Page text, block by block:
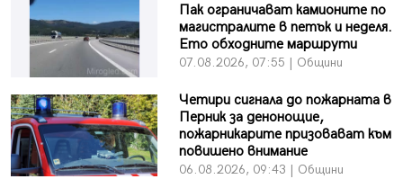
Пак ограничават камионите по
магистралите в петък и неделя.
Ето обходните маршрути
07.08.2026, 07:55 | Общини
Четири сигнала до пожарната в
Перник за денонощие,
пожарникарите призовават към
повишено внимание
06.08.2026, 09:43 | Общини